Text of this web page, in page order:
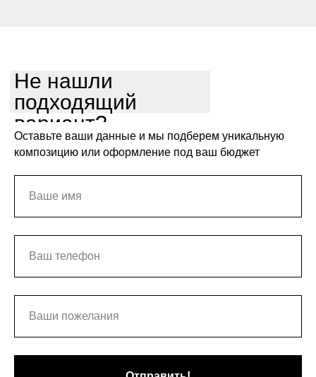
Не нашли
подходящий
вариант?
Оставьте ваши данные и мы подберем уникальную
композицию или оформление под ваш бюджет